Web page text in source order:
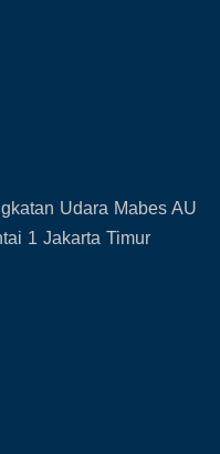
Udara Mabes AU
1 Jakarta Timur